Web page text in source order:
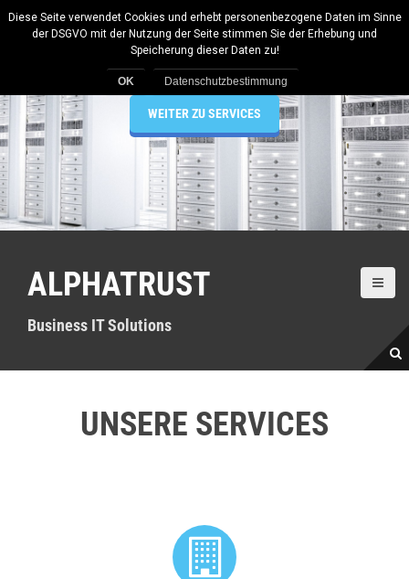
t
z
u
m
I
n
h
Welcome to ALPHATRUST.de
Business IT Solutions
WEITER ZU SERVICES
ALPHATRUST
Business IT Solutions
UNSERE SERVICES
Diese Seite verwendet Cookies und erhebt personenbezogene Daten im Sinne
der DSGVO mit der Nutzung der Seite stimmen Sie der Erhebung und
Speicherung dieser Daten zu!
Datenschutzbestimmung